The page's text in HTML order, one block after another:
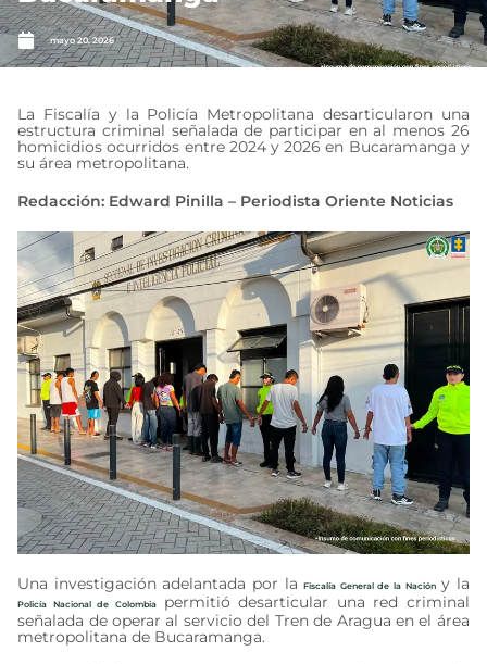
mayo 20, 2026
La Fiscalía y la Policía Metropolitana desarticularon una
estructura criminal señalada de participar en al menos 26
homicidios ocurridos entre 2024 y 2026 en Bucaramanga y
su área metropolitana.
Redacción: Edward Pinilla – Periodista Oriente Noticias
Una investigación adelantada por laFiscalía General de la Nacióny la
Policía Nacional de Colombiapermitió desarticular una red criminal
señalada de operar al servicio del Tren de Aragua en el área
metropolitana de Bucaramanga.